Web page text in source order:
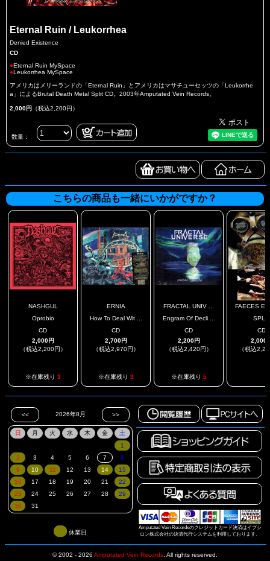
Eternal Ruin / Leukorrhea
Denied Existence
CD
●Eternal Ruin MySpace
●Leukorrhea MySpace
アメリカはメリーランドの「Eternal Ruin」とアメリカはマサチューセッツの「Leukorrhe
a」によるBrutal Death Metal Split CD。2003年Amputated Vein Records。
2,000円 （税込2,200円）
数量：
こちらの商品も一緒にいかがですか？
NASHGUL
Oprobio
CD
2,000円
（税込2,200円）
※在庫残り 3
ERNIA
How To Deal Wit ...
CD
2,700円
（税込2,970円）
※在庫残り 3
FRACTAL UNIV ...
Engram Of Decli ...
CD
2,200円
（税込2,420円）
※在庫残り 5
FAECES
SPLIT
CD
2,000
（税込
Amputated Vein Recordsのクレジットカード決済はイプシ
ロン株式会社の決済代行システムを利用しております。
休業日
© 2002 - 2026 Amputated Vein Records All rights reserved.